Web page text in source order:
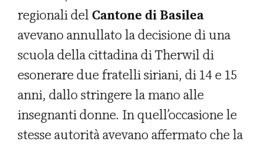
regionali delCantone di Basilea
avevano annullato la decisione di una
scuola della cittadina di Therwil di
esonerare due fratelli siriani, di 14 e 15
anni, dallo stringere la mano alle
insegnanti donne. In quell’occasione le
stesse autorità avevano affermato che la